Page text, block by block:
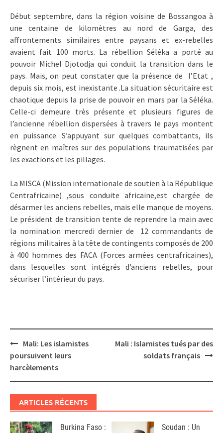
Début septembre, dans la région voisine de Bossangoa à
une centaine de kilomètres au nord de Garga, des
affrontements similaires entre paysans et ex-rebelles
avaient fait 100 morts. La rébellion Séléka a porté au
pouvoir Michel Djotodja qui conduit la transition dans le
pays. Mais, on peut constater que la présence de l’Etat ,
depuis six mois, est inexistante .La situation sécuritaire est
chaotique depuis la prise de pouvoir en mars par la Séléka.
Celle-ci demeure très présente et plusieurs figures de
l’ancienne rébellion dispersées à travers le pays montent
en puissance. S’appuyant sur quelques combattants, ils
règnent en maîtres sur des populations traumatisées par
les exactions et les pillages.
La MISCA (Mission internationale de soutien à la République
Centrafricaine) ,sous conduite africaine,est chargée de
désarmer les anciens rebelles, mais elle manque de moyens.
Le président de transition tente de reprendre la main avec
la nomination mercredi dernier de 12 commandants de
régions militaires à la tête de contingents composés de 200
à 400 hommes des FACA (Forces armées centrafricaines),
dans lesquelles sont intégrés d’anciens rebelles, pour
sécuriser l’intérieur du pays.
Post
navigation
Mali: Les islamistes
poursuivent leurs
harcèlements
Mali : Islamistes tués par des
soldats français
ARTICLES RÉCENTS
Burkina Faso :
Soudan : Un